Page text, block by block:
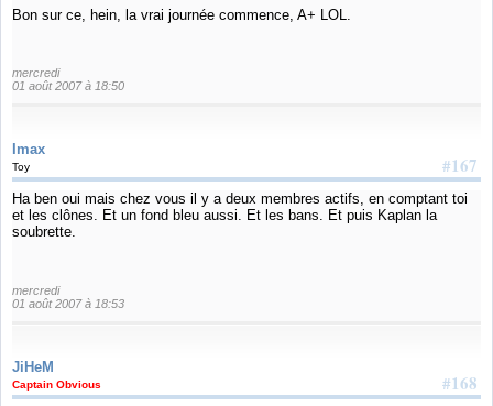
Bon sur ce, hein, la vrai journée commence, A+ LOL.
mercredi
01 août 2007 à 18:50
Imax
#167
Toy
Ha ben oui mais chez vous il y a deux membres actifs, en comptant toi
et les clônes. Et un fond bleu aussi. Et les bans. Et puis Kaplan la
soubrette.
mercredi
01 août 2007 à 18:53
JiHeM
#168
Captain Obvious